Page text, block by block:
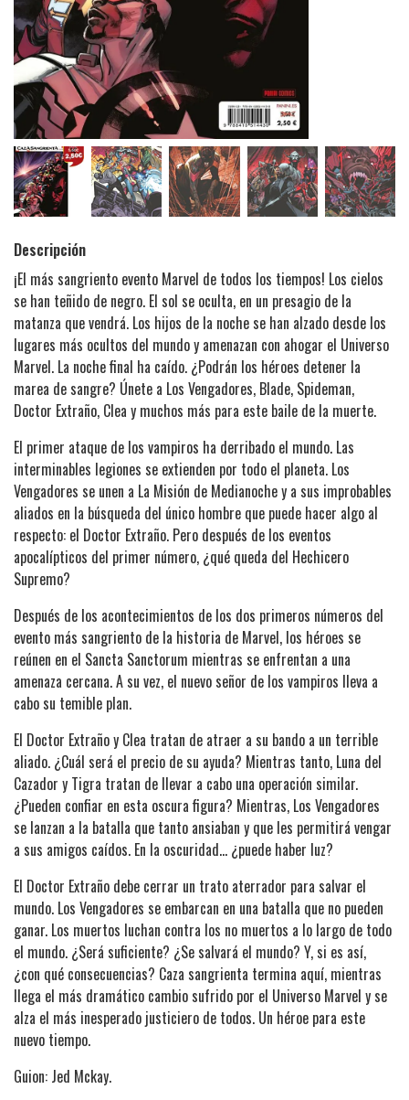
Descripción
¡El más sangriento evento Marvel de todos los tiempos! Los cielos
se han teñido de negro. El sol se oculta, en un presagio de la
matanza que vendrá. Los hijos de la noche se han alzado desde los
lugares más ocultos del mundo y amenazan con ahogar el Universo
Marvel. La noche final ha caído. ¿Podrán los héroes detener la
marea de sangre? Únete a Los Vengadores, Blade, Spideman,
Doctor Extraño, Clea y muchos más para este baile de la muerte.
El primer ataque de los vampiros ha derribado el mundo. Las
interminables legiones se extienden por todo el planeta. Los
Vengadores se unen a La Misión de Medianoche y a sus improbables
aliados en la búsqueda del único hombre que puede hacer algo al
respecto: el Doctor Extraño. Pero después de los eventos
apocalípticos del primer número, ¿qué queda del Hechicero
Supremo?
Después de los acontecimientos de los dos primeros números del
evento más sangriento de la historia de Marvel, los héroes se
reúnen en el Sancta Sanctorum mientras se enfrentan a una
amenaza cercana. A su vez, el nuevo señor de los vampiros lleva a
cabo su temible plan.
El Doctor Extraño y Clea tratan de atraer a su bando a un terrible
aliado. ¿Cuál será el precio de su ayuda? Mientras tanto, Luna del
Cazador y Tigra tratan de llevar a cabo una operación similar.
¿Pueden confiar en esta oscura figura? Mientras, Los Vengadores
se lanzan a la batalla que tanto ansiaban y que les permitirá vengar
a sus amigos caídos. En la oscuridad... ¿puede haber luz?
El Doctor Extraño debe cerrar un trato aterrador para salvar el
mundo. Los Vengadores se embarcan en una batalla que no pueden
ganar. Los muertos luchan contra los no muertos a lo largo de todo
el mundo. ¿Será suficiente? ¿Se salvará el mundo? Y, si es así,
¿con qué consecuencias? Caza sangrienta termina aquí, mientras
llega el más dramático cambio sufrido por el Universo Marvel y se
alza el más inesperado justiciero de todos. Un héroe para este
nuevo tiempo.
Guion: Jed Mckay.